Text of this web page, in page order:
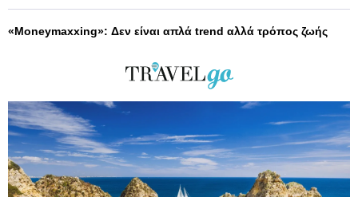
«Moneymaxxing»: Δεν είναι απλά trend αλλά τρόπος ζωής